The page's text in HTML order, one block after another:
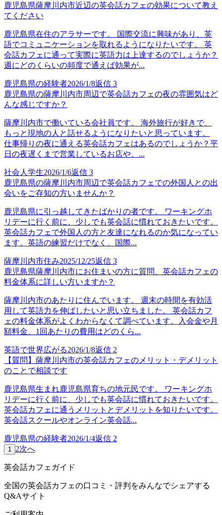
鹿児島県薩摩川内市近辺の英会話カフェの効果について教え
てください
鹿児島県在住のアラサーです。 国際交流に興味があり、英
語でコミュニケーションを取れるようになりたいです。 英
会話カフェに通って実際に英語力は上達するのでしょうか？
週にどのくらいの頻度で通えば効果が...
鹿児島県の経験者2026/1/8返信 3
鹿児島県の薩摩川内市周辺で英会話カフェの夜の雰囲気はど
んな感じですか？
薩摩川内市で働いている会社員です。 海外旅行が好きで、
もっと現地の人と話せるようになりたいと思っています。
仕事帰りの夜に通える英会話カフェはあるのでしょうか？平
日の夜遅くまで営業しているお店や、...
社会人学生2026/1/6返信 3
鹿児島県の薩摩川内市周辺で英会話カフェでの外国人との出
会いをご存知の方いませんか？
鹿児島県に引っ越してきたばかりの者です。 ワーキングホ
リデーに行く前に、少しでも英会話に慣れておきたいです。
英会話カフェで外国人の方と友達になれるのか気になってい
ます。英語の練習だけでなく、国際...
薩摩川内市住み2025/12/25返信 3
鹿児島県薩摩川内市にお住まいの方に質問、英会話カフェの
料金体系に詳しい方いますか？
薩摩川内市のあたりに住んでいます。 週末の時間を有効活
用して英語力を伸ばしたいと思い立ちました。 英会話カフ
ェの料金体系がよくわからなくて調べています。入会金や月
額料金、1回あたりの費用はどのくら...
英語で世界広がる2026/1/8返信 2
【質問】薩摩川内市の英会話カフェのメリット・デメリット
のことで相談です
鹿児島県生まれ鹿児島県育ちの地元民です。 ワーキングホ
リデーに行く前に、少しでも英会話に慣れておきたいです。
英会話カフェに通うメリットとデメリットを知りたいです。
英会話スクールやオンライン英会話...
鹿児島県の経験者2026/1/4返信 2
1 2次へ
英会話カフェガイド
全国の英会話カフェの口コミ・評判をみんなでシェアする
Q&Aサイト